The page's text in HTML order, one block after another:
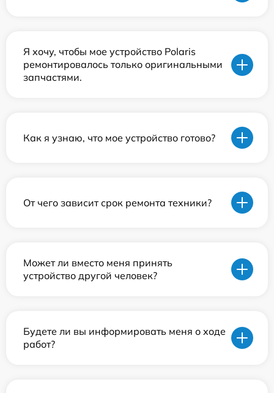
Я хочу, чтобы мое устройство Polaris
ремонтировалось только оригинальными
запчастями.
Как я узнаю, что мое устройство готово?
От чего зависит срок ремонта техники?
Может ли вместо меня принять
устройство другой человек?
Будете ли вы информировать меня о ходе
работ?